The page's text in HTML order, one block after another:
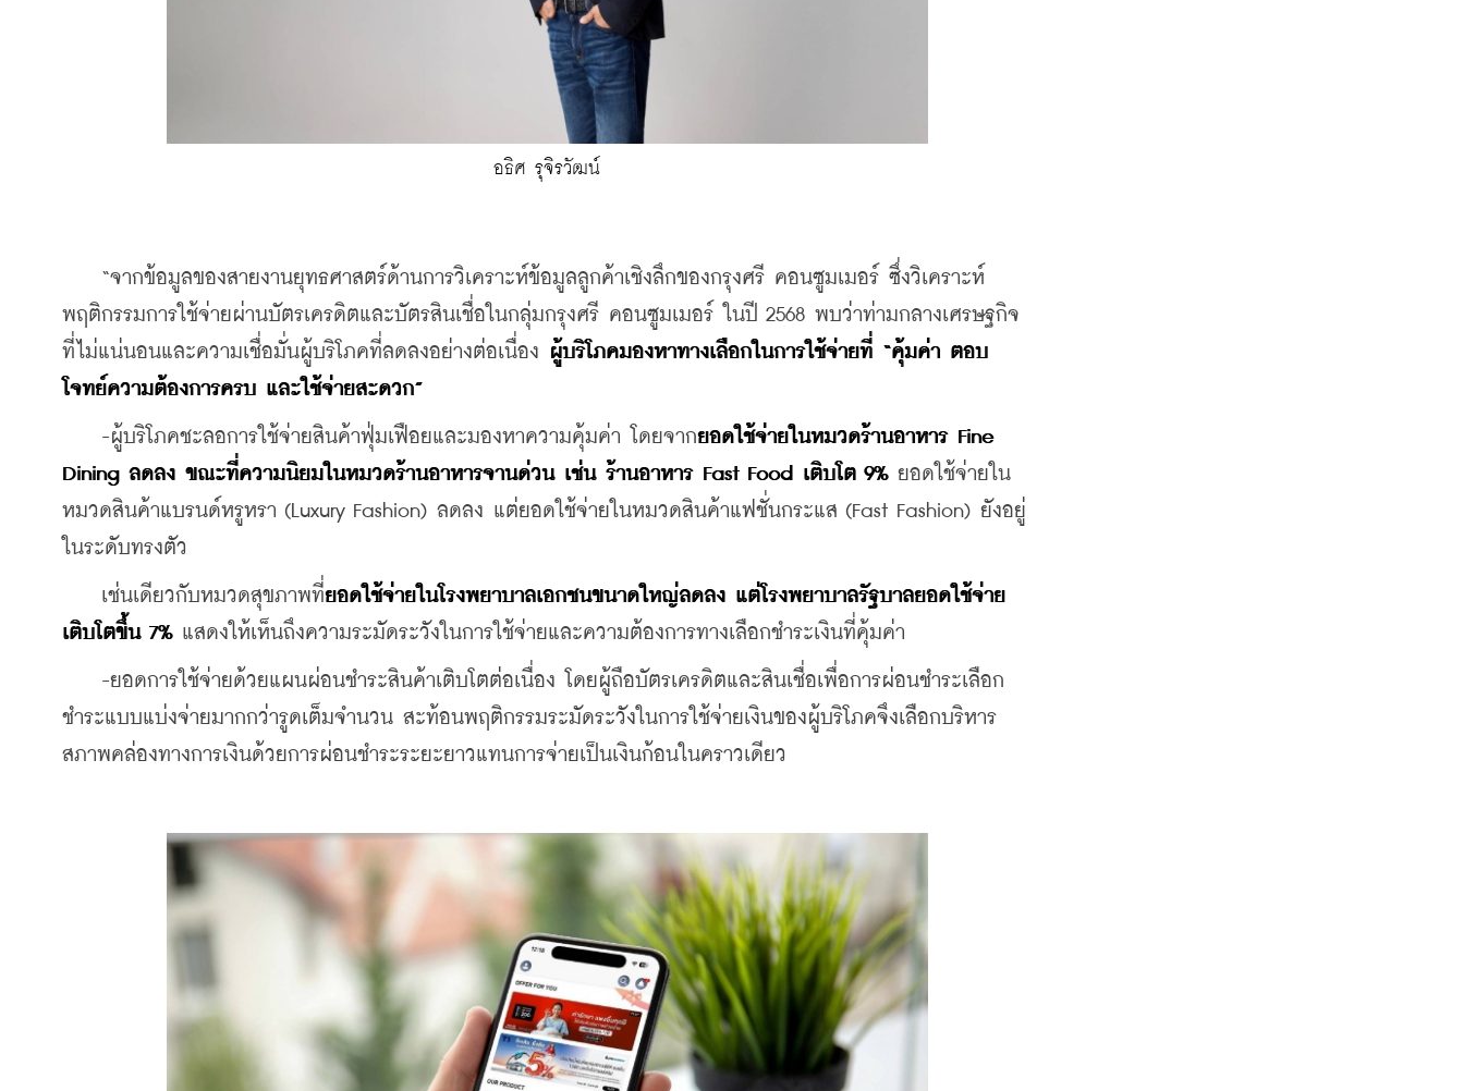
อธิศ รุจิรวัฒน์
“จากข้อมูลของสายงานยุทธศาสตร์ด้านการวิเคราะห์ข้อมูลลูกค้าเชิงลึกของกรุงศรี คอนซูมเมอร์ ซึ่งวิเคราะห์
พฤติกรรมการใช้จ่ายผ่านบัตรเครดิตและบัตรสินเชื่อในกลุ่มกรุงศรี คอนซูมเมอร์ ในปี 2568 พบว่าท่ามกลางเศรษฐกิจ
ที่ไม่แน่นอนและความเชื่อมั่นผู้บริโภคที่ลดลงอย่างต่อเนื่อง
ผู้บริโภคมองหาทางเลือกในการใช้จ่ายที่ “คุ้มค่า ตอบ
โจทย์ความต้องการครบ และใช้จ่ายสะดวก”
-ผู้บริโภคชะลอการใช้จ่ายสินค้าฟุ่มเฟือยและมองหาความคุ้มค่า โดยจากยอดใช้จ่ายในหมวดร้านอาหาร Fine
Dining ลดลง ขณะที่ความนิยมในหมวดร้านอาหารจานด่วน เช่น ร้านอาหาร Fast Food เติบโต 9% ยอดใช้จ่ายใน
หมวดสินค้าแบรนด์หรูหรา (Luxury Fashion) ลดลง แต่ยอดใช้จ่ายในหมวดสินค้าแฟชั่นกระแส (Fast Fashion) ยังอยู่
ในระดับทรงตัว
เช่นเดียวกับหมวดสุขภาพที่ยอดใช้จ่ายในโรงพยาบาลเอกชนขนาดใหญ่ลดลง แต่โรงพยาบาลรัฐบาลยอดใช้จ่าย
เติบโตขึ้น 7% แสดงให้เห็นถึงความระมัดระวังในการใช้จ่ายและความต้องการทางเลือกชำระเงินที่คุ้มค่า
-ยอดการใช้จ่ายด้วยแผนผ่อนชำระสินค้าเติบโตต่อเนื่อง โดยผู้ถือบัตรเครดิตและสินเชื่อเพื่อการผ่อนชำระเลือก
ชำระแบบแบ่งจ่ายมากกว่ารูดเต็มจำนวน สะท้อนพฤติกรรมระมัดระวังในการใช้จ่ายเงินของผู้บริโภคจึงเลือกบริหาร
สภาพคล่องทางการเงินด้วยการผ่อนชำระระยะยาวแทนการจ่ายเป็นเงินก้อนในคราวเดียว